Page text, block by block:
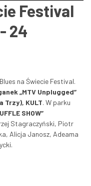
Festival
24
na Świecie Festival.
„MTV Unplugged”
Trzy), KULT. W parku
SHOW”
Stagraczyński, Piotr
Alicja Janosz, Adeama